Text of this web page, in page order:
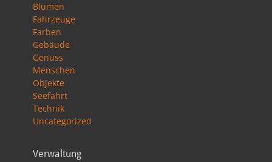
Blumen
Fahrzeuge
Farben
Gebäude
Genuss
Menschen
Objekte
Seefahrt
Technik
Uncategorized
Verwaltung